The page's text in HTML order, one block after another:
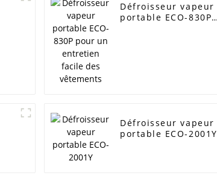
Défroisseur vapeur
portable ECO-830P
Défroisseur vapeur
portable ECO-2001Y